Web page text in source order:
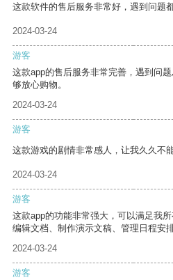
这款软件的售后服务非常好，遇到问题
2024-03-24
游客
这款app的售后服务非常完善，遇到问
够放心购物。
2024-03-24
游客
这款游戏的剧情非常感人，让我久久不能
2024-03-24
游客
这款app的功能非常强大，可以满足我
编辑文档、制作演示文稿、管理日程安排
2024-03-24
游客